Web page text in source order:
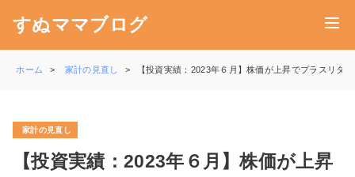
すぬママブログ
ホーム 家計の見直し 【投資実績：2023年６月】株価が上昇でプラスリタ
家計の見直し
【投資実績：2023年６月】株価が上昇